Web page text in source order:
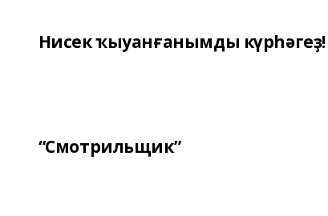
Нисек ҡыуанғанымды күрһәгеҙ!
“Смотрильщик”